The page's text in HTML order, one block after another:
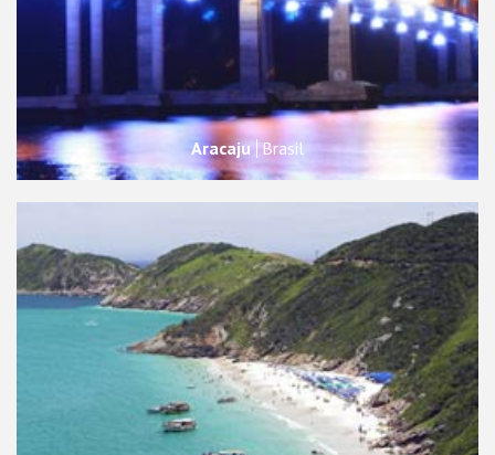
Aracaju Brasil